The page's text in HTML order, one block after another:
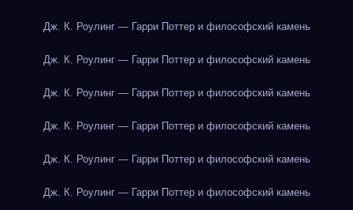
Дж. К. Роулинг — Гарри Поттер и философский камень
Дж. К. Роулинг — Гарри Поттер и философский камень
Дж. К. Роулинг — Гарри Поттер и философский камень
Дж. К. Роулинг — Гарри Поттер и философский камень
Дж. К. Роулинг — Гарри Поттер и философский камень
Дж. К. Роулинг — Гарри Поттер и философский камень